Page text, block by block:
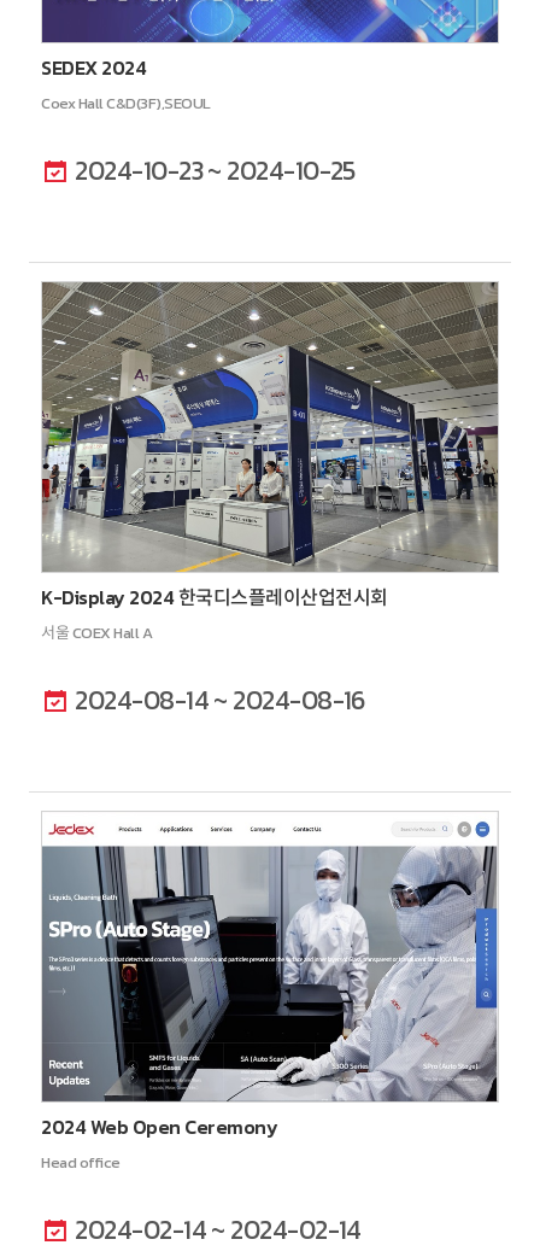
SEDEX 2024
Coex Hall C&D(3F),SEOUL
2024-10-23 ~ 2024-10-25
K-Display 2024 한국디스플레이산업전시회
서울 COEX Hall A
2024-08-14 ~ 2024-08-16
2024 Web Open Ceremony
Head office
2024-02-14 ~ 2024-02-14